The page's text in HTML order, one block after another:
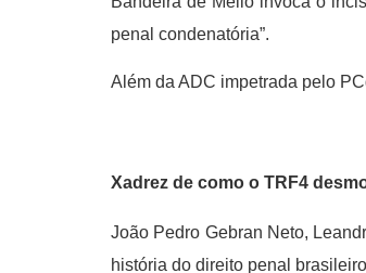
penal condenatória”.
Além da ADC impetrada pelo
Xadrez de como o TRF4
João Pedro Gebran Neto,
história do direito penal